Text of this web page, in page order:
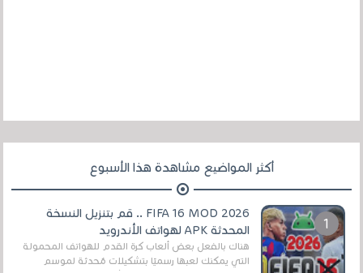
أكثر المواضيع مشاهدة هذا الأسبوع
FIFA 16 MOD 2026 .. قم بتنزيل النسخة
المحدثة APK لهواتف الأندرويد
هناك بالفعل بعض ألعاب كرة القدم للهواتف المحمولة
التي يمكنك لعبها رسميًا بتشكيلات مُحدثة لموسم